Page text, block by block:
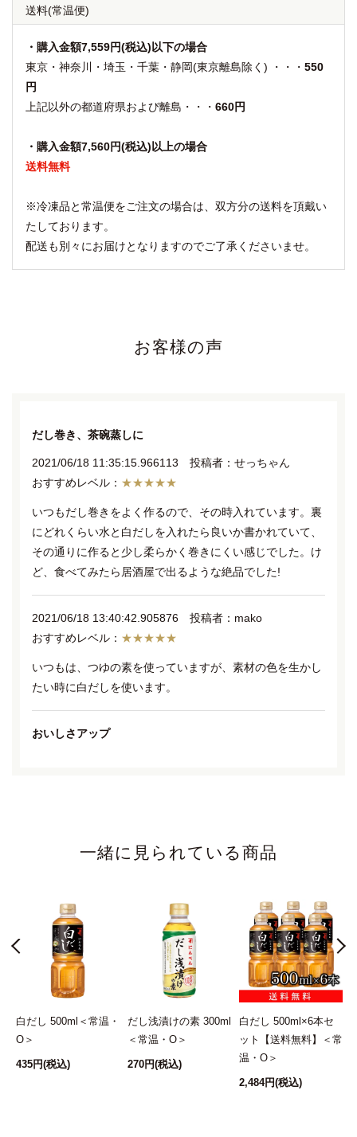
送料(常温便)
・購入金額7,559円(税込)以下の場合
東京・神奈川・埼玉・千葉・静岡(東京離島除く) ・・・ 550
円
上記以外の都道府県および離島・・・ 660円
・購入金額7,560円(税込)以上の場合
送料無料
※冷凍品と常温便をご注文の場合は、双方分の送料を頂戴い
たしております。
配送も別々にお届けとなりますのでご了承くださいませ。
お客様の声
だし巻き、茶碗蒸しに
2021/06/18 11:35:15.966113 投稿者：せっちゃん
★★★★★
いつもだし巻きをよく作るので、その時入れています。裏
にどれくらい水と白だしを入れたら良いか書かれていて、
その通りに作ると少し柔らかく巻きにくい感じでした。け
ど、食べてみたら居酒屋で出るような絶品でした!
2021/06/18 13:40:42.905876 投稿者：mako
★★★★★
いつもは、つゆの素を使っていますが、素材の色を生かし
たい時に白だしを使います。
おいしさアップ
2021/06/19 11:09:48.859338 投稿者：まい
★★★★★
筍の季節には必須です誰でもプロの味がだせます まるで
料理の腕が上がったような気がします 何に使っても上品
な一品になるので気に入ってます
2021/06/19 10:53:28.472973 投稿者：まい
一緒に見られている商品
白だし 500ml＜常温・
O＞
435円(税込)
だし浅漬けの素 300ml
＜常温・O＞
270円(税込)
白だし 500ml×6本セ
ット【送料無料】＜常
温・O＞
2,484円(税込)